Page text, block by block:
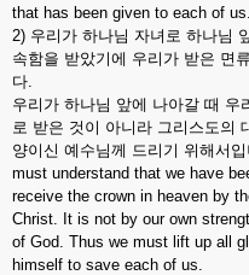
that has been given to each of us.
2) 우리가 하나님 자녀로 하나님
속함을 받았기에 우리가 받은 면
다.
우리가 하나님 앞에 나아갈 때 우
로 받은 것이 아니라 그리스도의
양이신 예수님께 드리기 위해서
must understand that we have
receive the crown in heaven by
Christ. It is not by our own
of God. Thus we must lift up all
himself to save each of us.